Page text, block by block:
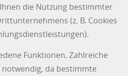
die Nutzung bestimmter
(z. B. Cookies
Funktionen. Zahlreiche
da bestimmte